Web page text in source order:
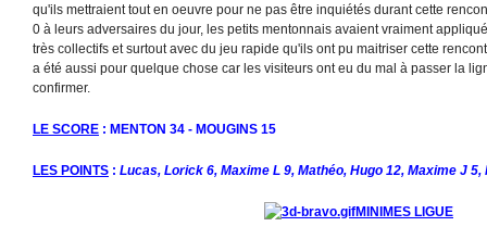
qu'ils mettraient tout en oeuvre pour ne pas être inquiétés durant cette
0 à leurs adversaires du jour, les petits mentonnais avaient vraiment
très collectifs et surtout avec du jeu rapide qu'ils ont pu maitriser cette
a été aussi pour quelque chose car les visiteurs ont eu du mal à passer la
confirmer.
LE SCORE : MENTON 34 - MOUGINS 15
LES POINTS : Lucas, Lorick 6, Maxime L 9, Mathéo, Hugo 12, Maxime J 5,
MINIMES LIGUE